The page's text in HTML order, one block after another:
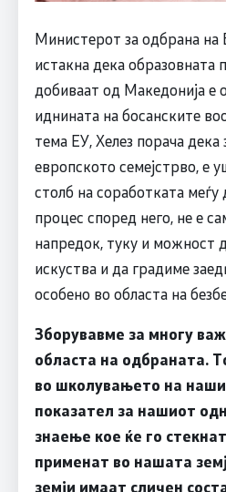
Министерот за одбрана на
истакна дека образовната
добиваат од Македонија е
иднината на босанските
тема ЕУ, Хелез порача
европското семејстрво, е
столб на соработката меѓу
процес според него, не е
напредок, туку и можност
искуства и да градиме
особено во областа на
Зборувавме за многу
областа на одбраната.
во школувањето на
показател за нашиот
знаење кое ќе го
применат во нашата
земји имаат сличен